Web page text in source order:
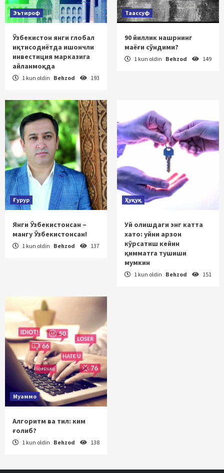
Эътироф
Ўзбекистон янги глобал
иқтисодиётда ишончли
инвестиция марказига
айланмоқда
1 kun oldin Behzod 193
Таассуф
90 йиллик нашрнинг
маёғи сўндими?
1 kun oldin Behzod 149
Ғурур
Янги Ўзбекистонсан –
мангу Ўзбекистонсан!
1 kun oldin Behzod 137
Ҳуқуқ
Уй олишдаги энг катта
хато: уйни арзон
кўрсатиш кейин
қимматга тушиши
мумкин
1 kun oldin Behzod 151
Муаммо
Алгоритм ва тил: ким
ғолиб?
1 kun oldin Behzod 138